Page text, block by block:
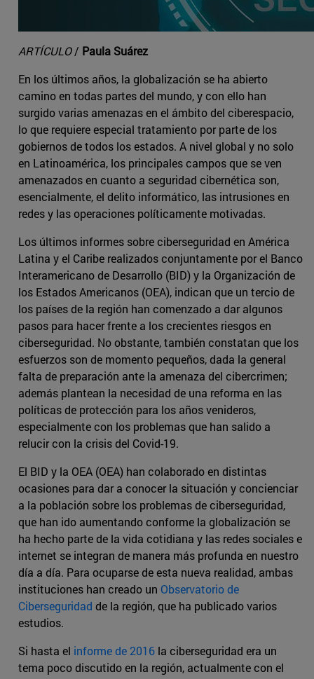
ARTÍCULO/ Paula Suárez
En los últimos años, la globalización se ha abierto
camino en todas partes del mundo, y con ello han
surgido varias amenazas en el ámbito del ciberespacio,
lo que requiere especial tratamiento por parte de los
gobiernos de todos los estados. A nivel global y no solo
en Latinoamérica, los principales campos que se ven
amenazados en cuanto a seguridad cibernética son,
esencialmente, el delito informático, las intrusiones en
redes y las operaciones políticamente motivadas.
Los últimos informes sobre ciberseguridad en América
Latina y el Caribe realizados conjuntamente por el Banco
Interamericano de Desarrollo (BID) y la Organización de
los Estados Americanos (OEA), indican que un tercio de
los países de la región han comenzado a dar algunos
pasos para hacer frente a los crecientes riesgos en
ciberseguridad. No obstante, también constatan que los
esfuerzos son de momento pequeños, dada la general
falta de preparación ante la amenaza del cibercrimen;
además plantean la necesidad de una reforma en las
políticas de protección para los años venideros,
especialmente con los problemas que han salido a
relucir con la crisis del Covid-19.
El BID y la OEA (OEA) han colaborado en distintas
ocasiones para dar a conocer la situación y concienciar
a la población sobre los problemas de ciberseguridad,
que han ido aumentando conforme la globalización se
ha hecho parte de la vida cotidiana y las redes sociales e
internet se integran de manera más profunda en nuestro
día a día. Para ocuparse de esta nueva realidad, ambas
instituciones han creado un Observatorio de
Ciberseguridad de la región, que ha publicado varios
estudios.
Si hasta el informe de 2016 la ciberseguridad era un
tema poco discutido en la región, actualmente con el